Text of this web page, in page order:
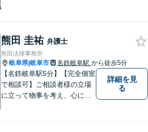
市など東濃地方を中心エリア
として活動している法律事務
所です。
熊田 圭祐 弁護士
熊田法律事務所
岐阜県|岐阜市 名鉄岐阜駅 から徒歩5分
【名鉄岐阜駅5分】【完全個室
で相談可】ご相談者様の立場
に立って物事を考え、心に寄
詳細を見
る